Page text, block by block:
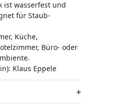
ist wasserfest und
für Staub-
Küche,
Büro- oder
Klaus Eppele